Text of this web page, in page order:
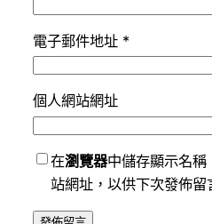
電子郵件地址 *
個人網站網址
在瀏覽器中儲存顯示名稱
站網址，以供下次發佈留